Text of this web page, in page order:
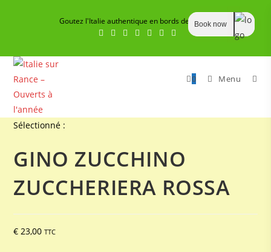
Goutez l'Italie authentique en bords de Rance
0 Menu
Sélectionné :
GINO ZUCCHINO
ZUCCHERIERA ROSSA
€ 23,00 TTC
Book now